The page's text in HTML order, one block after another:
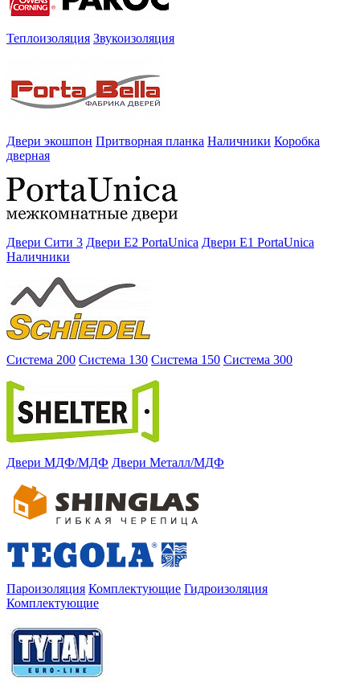
Теплоизоляция Звукоизоляция
Двери экошпон Притворная планка Наличники Коробка
дверная
Двери Сити 3 Двери E2 PortaUnica Двери E1 PortaUnica
Наличники
Система 200 Система 130 Система 150 Система 300
Двери МДФ/МДФ Двери Металл/МДФ
Пароизоляция Комплектующие Гидроизоляция
Комплектующие